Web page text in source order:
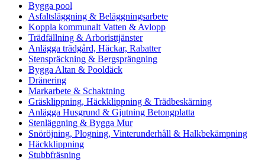
Bygga pool
Asfaltsläggning & Beläggningsarbete
Koppla kommunalt Vatten & Avlopp
Trädfällning & Arboristtjänster
Anlägga trädgård, Häckar, Rabatter
Stenspräckning & Bergsprängning
Bygga Altan & Pooldäck
Dränering
Markarbete & Schaktning
Gräsklippning, Häckklippning & Trädbeskärning
Anlägga Husgrund & Gjutning Betongplatta
Stenläggning & Bygga Mur
Snöröjning, Plogning, Vinterunderhåll & Halkbekämpning
Häckklippning
Stubbfräsning